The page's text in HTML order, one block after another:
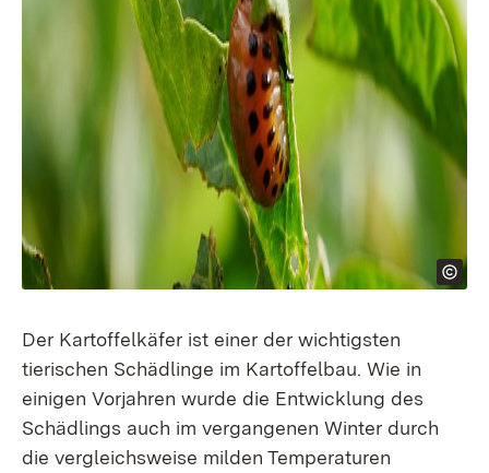
Der Kartoffelkäfer ist einer der wichtigsten
tierischen Schädlinge im Kartoffelbau. Wie in
einigen Vorjahren wurde die Entwicklung des
Schädlings auch im vergangenen Winter durch
die vergleichsweise milden Temperaturen